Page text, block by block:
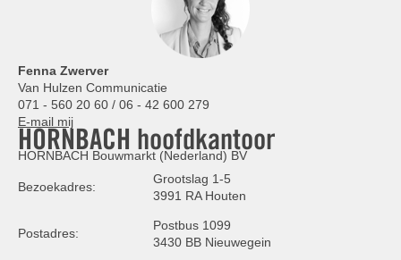
Fenna Zwerver
Van Hulzen Communicatie
071 - 560 20 60 / 06 - 42 600 279
E-mail mij
HORNBACH hoofdkantoor
HORNBACH Bouwmarkt (Nederland) BV
Bezoekadres:
Grootslag 1-5
3991 RA Houten
Postadres:
Postbus 1099
3430 BB Nieuwegein